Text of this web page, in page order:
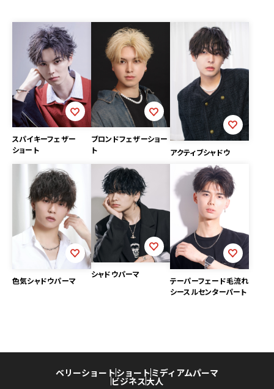
スパイキーフェザー
ショート
ブロンドフェザーショー
ト
アクティブシャドウ
色気シャドウパーマ
シャドウパーマ
テーパーフェード毛流れ
シースルセンターパート
ベリーショートショート ミディアムパーマ
ビジネス大人